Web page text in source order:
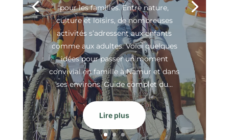
pour les familles. Entre nature,
culture et loisirs, de nombreuses
activités s’adressent aux enfants
comme aux adultes. Voici quelques
idées pour passer un moment
convivial en famille à Namur et dans
ses environs. Guide complet du...
Lire plus